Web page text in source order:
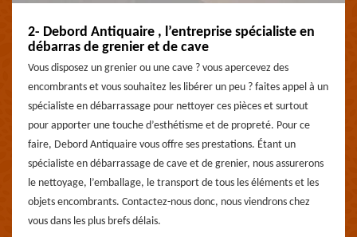
2- Debord Antiquaire , l’entreprise spécialiste en
débarras de grenier et de cave
Vous disposez un grenier ou une cave ? vous apercevez des
encombrants et vous souhaitez les libérer un peu ? faites appel à un
spécialiste en débarrassage pour nettoyer ces pièces et surtout
pour apporter une touche d’esthétisme et de propreté. Pour ce
faire, Debord Antiquaire vous offre ses prestations. Étant un
spécialiste en débarrassage de cave et de grenier, nous assurerons
le nettoyage, l’emballage, le transport de tous les éléments et les
objets encombrants. Contactez-nous donc, nous viendrons chez
vous dans les plus brefs délais.